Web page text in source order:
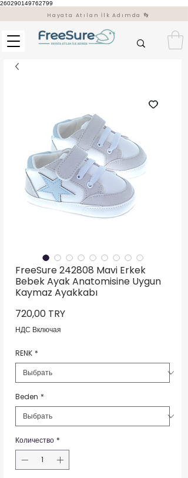
260290149762799
Hayata Atılan İlk Adımda 👣
FreeSure 242808 Mavi Erkek
Bebek Ayak Anatomisine Uygun
Kaymaz Ayakkabı
720,00 TRYЦена
НДС Включая
RENK *
Beden *
Количество *